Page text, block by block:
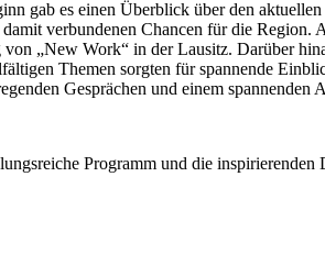
gab es einen Überblick über den aktuellen
verbundenen Chancen für die Region.
„New Work“ in der Lausitz. Darüber
Themen sorgten für spannende
Gesprächen und einem spannenden
Programm und die inspirierenden